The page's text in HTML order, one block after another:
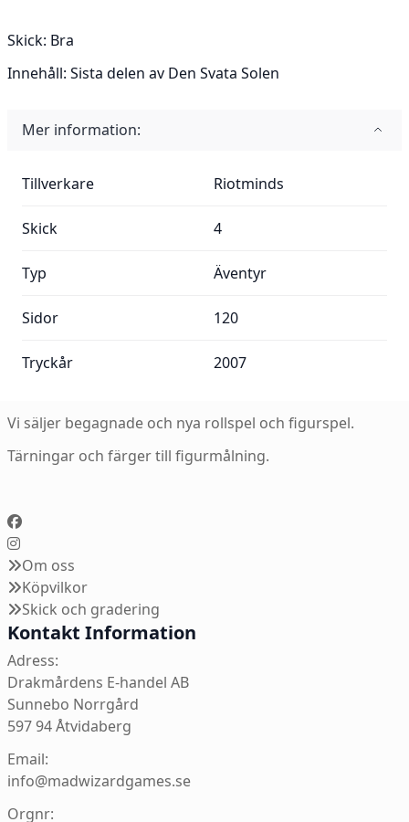
Skick: Bra
Innehåll: Sista delen av Den Svata Solen
Mer information:
Tillverkare Riotminds
Skick 4
Typ Äventyr
Sidor 120
Tryckår 2007
Vi säljer begagnade och nya rollspel och figurspel.
Tärningar och färger till figurmålning.
Om oss
Köpvilkor
Skick och gradering
Kontakt Information
Adress:
Drakmårdens E-handel AB
Sunnebo Norrgård
597 94 Åtvidaberg
Email:
info@madwizardgames.se
Orgnr: